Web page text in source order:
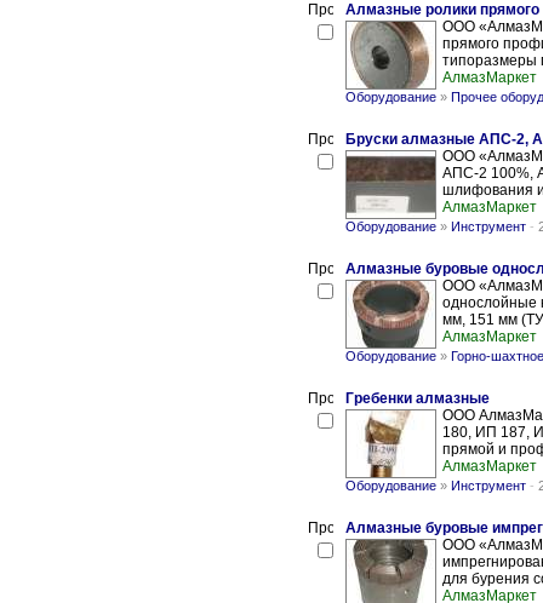
Алмазные ролики
ООО
прямого
типоразмеры
АлмазМаркет
Оборудование » Прочее
Бруски алмазные АПС-2,
ООО
АПС-2 100%,
шлифования
АлмазМаркет
Оборудование » Инструмент -
Алмазные буровые
ООО
однослойные
мм, 151 мм
АлмазМаркет
Оборудование » Горно-
Гребенки алмазные
ООО
180, ИП 187,
прямой и
АлмазМаркет
Оборудование » Инструмент -
Алмазные буровые
ООО
для бурения
АлмазМаркет